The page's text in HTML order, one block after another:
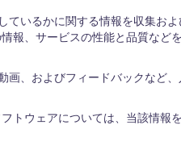
いるかに関する情報を収集およ
報、サービスの性能と品質など
、およびフィードバックなど
トウェアについては、当該情報